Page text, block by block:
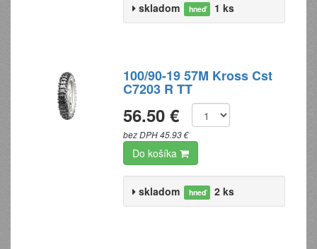
skladom hneď 1 ks
100/90-19 57M Kross Cst
C7203 R TT
56.50 €
bez DPH 45.93 €
Do košíka
skladom hneď 2 ks